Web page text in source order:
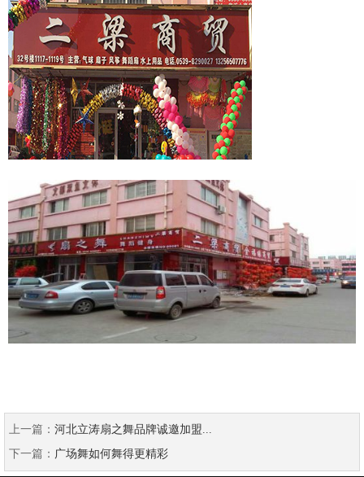
上一篇： 河北立涛扇之舞品牌诚邀加盟...
下一篇： 广场舞如何舞得更精彩